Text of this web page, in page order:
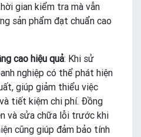
gian kiểm tra mà vẫn
sản phẩm đạt chuẩn cao
cao hiệu quả: Khi sử
nghiệp có thể phát hiện
giúp giảm thiểu việc
tiết kiệm chi phí. Đồng
và sửa chữa lỗi trước khi
cũng giúp đảm bảo tính